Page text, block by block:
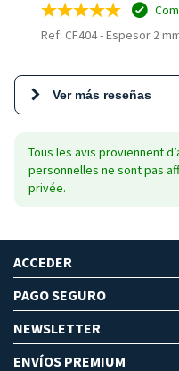
Ref: CF404-Espesor 2
Ver más reseñas
Tous les avis proviennent
personnelles ne sont pas
privée.
ACCEDER
PAGO SEGURO
NEWSLETTER
ENVÍOS PREMIUM